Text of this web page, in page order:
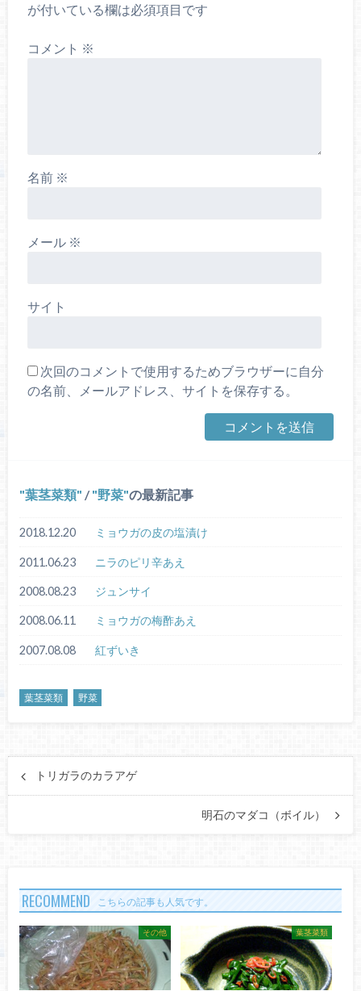
が付いている欄は必須項目です
コメント ※
名前 ※
メール ※
サイト
次回のコメントで使用するためブラウザーに自分
の名前、メールアドレス、サイトを保存する。
葉茎菜類 / 野菜 の最新記事
2018.12.20 ミョウガの皮の塩漬け
2011.06.23 ニラのピリ辛あえ
2008.08.23 ジュンサイ
2008.06.11 ミョウガの梅酢あえ
2007.08.08 紅ずいき
葉茎菜類 野菜
トリガラのカラアゲ
明石のマダコ（ボイル）
RECOMMEND こちらの記事も人気です。
その他 葉茎菜類